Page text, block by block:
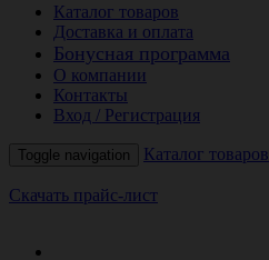
Каталог товаров
Доставка и оплата
Бонусная программа
О компании
Контакты
Вход / Регистрация
Toggle navigation Каталог товаров
Скачать прайс-лист